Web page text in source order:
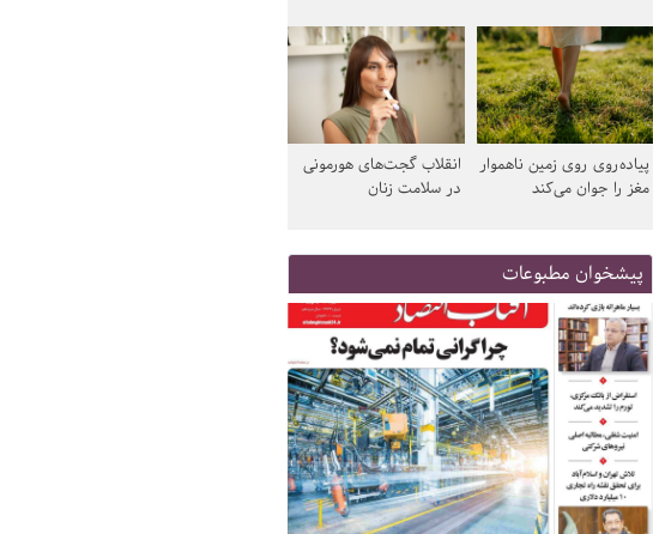
پیاده‌روی روی زمین ناهموار
مغز را جوان می‌کند
انقلاب گجت‌های هورمونی
در سلامت زنان
پیشخوان مطبوعات